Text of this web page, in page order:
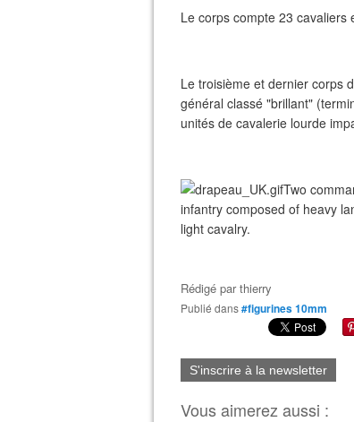
Le corps compte 23
Le troisième et dernier corps
général classé "brillant"
unités de cavalerie lourde
Two
infantry composed of heavy
light cavalry.
Rédigé parthierry
Publié dans#figurines 10mm
S'inscrire à la newsletter
Vous aimerez aussi :